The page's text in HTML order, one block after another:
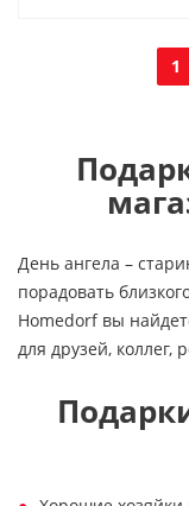
1
День ангела –
порадовать
Homedorf вы
для друзей, коллег,